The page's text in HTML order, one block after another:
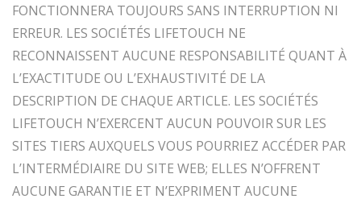
FONCTIONNERA TOUJOURS SANS INTERRUPTION NI
ERREUR. LES SOCIÉTÉS LIFETOUCH NE
RECONNAISSENT AUCUNE RESPONSABILITÉ QUANT À
L’EXACTITUDE OU L’EXHAUSTIVITÉ DE LA
DESCRIPTION DE CHAQUE ARTICLE. LES SOCIÉTÉS
LIFETOUCH N’EXERCENT AUCUN POUVOIR SUR LES
SITES TIERS AUXQUELS VOUS POURRIEZ ACCÉDER PAR
L’INTERMÉDIAIRE DU SITE WEB; ELLES N’OFFRENT
AUCUNE GARANTIE ET N’EXPRIMENT AUCUNE